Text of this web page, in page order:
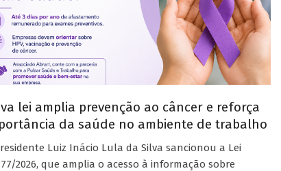
lei amplia prevenção ao câncer e reforça
da saúde no ambiente de trabalho
Luiz Inácio Lula da Silva sancionou a Lei
2026, que amplia o acesso à informação sobre